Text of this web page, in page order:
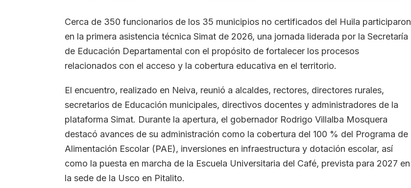
Cerca de 350 funcionarios de los 35 municipios no certificados del Huila participaron
en la primera asistencia técnica Simat de 2026, una jornada liderada por la Secretaría
de Educación Departamental con el propósito de fortalecer los procesos
relacionados con el acceso y la cobertura educativa en el territorio.
El encuentro, realizado en Neiva, reunió a alcaldes, rectores, directores rurales,
secretarios de Educación municipales, directivos docentes y administradores de la
plataforma Simat. Durante la apertura, el gobernador Rodrigo Villalba Mosquera
destacó avances de su administración como la cobertura del 100 % del Programa de
Alimentación Escolar (PAE), inversiones en infraestructura y dotación escolar, así
como la puesta en marcha de la Escuela Universitaria del Café, prevista para 2027 en
la sede de la Usco en Pitalito.